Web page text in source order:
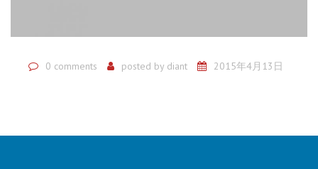
0 comments posted by diant 2015年4月13日